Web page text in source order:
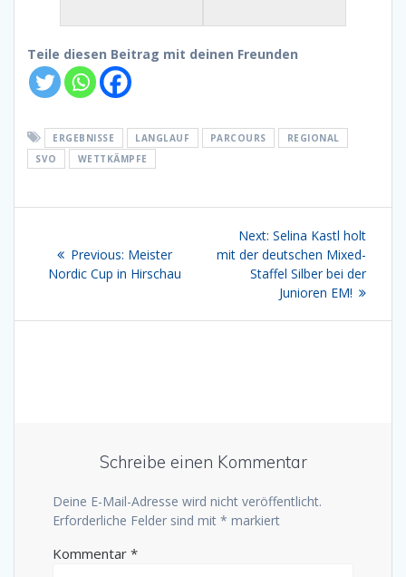
Teile diesen Beitrag mit deinen Freunden
ERGEBNISSE LANGLAUF PARCOURS
REGIONAL
SVO
WETTKÄMPFE
Beitragsnavigation
Previous: Previous
post:
Meister
Nordic Cup in Hirschau
Next: Next
post:
Selina Kastl holt
mit der deutschen Mixed-
Staffel Silber bei der
Junioren EM!
Schreibe einen Kommentar
Deine E-Mail-Adresse wird nicht veröffentlicht.
Erforderliche Felder sind mit * markiert
Kommentar *